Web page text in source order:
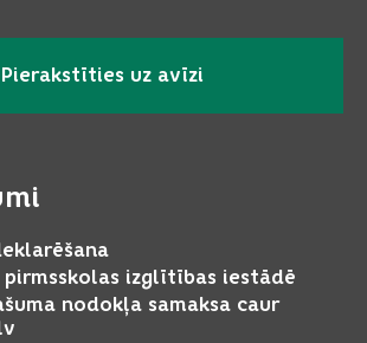
Pierakstīties uz avīzi
izglītības iestādē
nodokļa samaksa caur